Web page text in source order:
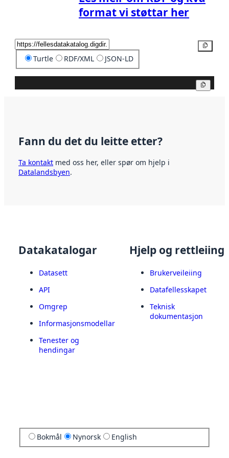
format vi støttar her
Turtle RDF/XML JSON-LD
Fann du det du leitte etter?
Ta kontakt med oss her, eller spør om hjelp i
Datalandsbyen.
Datakatalogar
Datasett
API
Omgrep
Informasjonsmodellar
Tenester og
hendingar
Hjelp og rettleiing
Brukerveileiing
Datafellesskapet
Teknisk
dokumentasjon
Bokmål Nynorsk English